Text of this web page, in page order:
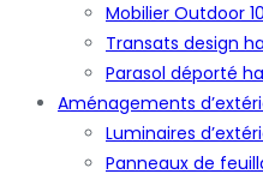
Mobilier Outdoor
Transats design
Parasol déporté
Aménagements
Luminaires
Panneaux de